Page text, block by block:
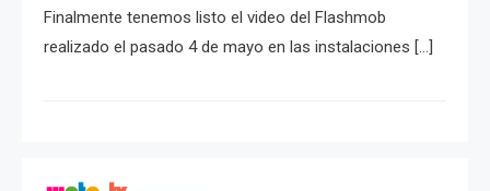
Finalmente tenemos listo el video del Flashmob
realizado el pasado 4 de mayo en las instalaciones […]